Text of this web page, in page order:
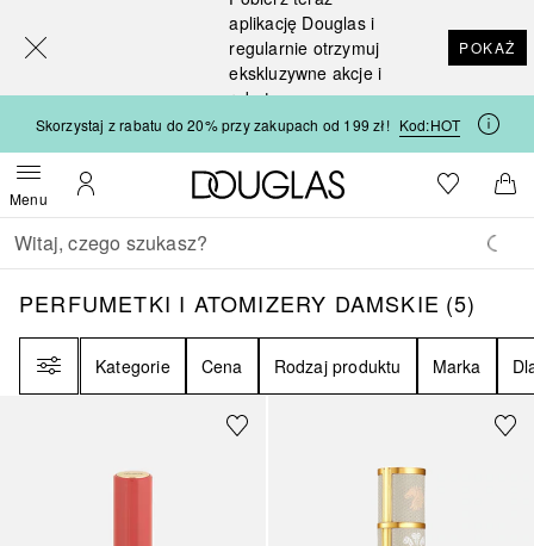
aplikację Douglas i
regularnie otrzymuj
ekskluzywne akcje i
rabaty
POKAŻ
Skorzystaj z rabatu do 20% przy zakupach od 199 zł! Kod:HOT
MenuOtwórz menuMoje konto
Strona główna Douglas
Do listyDo
Wracać
Wykonaj wyszukiwanie
PERFUMETKI I ATOMIZERY DAMSKIE5
PERFUMETKI I ATOMIZERY DAMSKIE (5)
Kategorie Cena Rodzaj produktu Marka
[navigation.slideout.screenreader]